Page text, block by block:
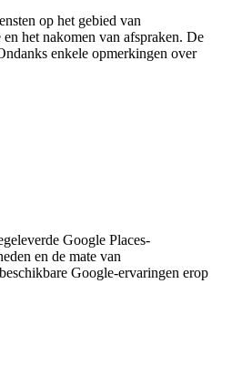
op het gebied van
het nakomen van afspraken. De
enkele opmerkingen over
Google Places-
en de mate van
Google-ervaringen erop